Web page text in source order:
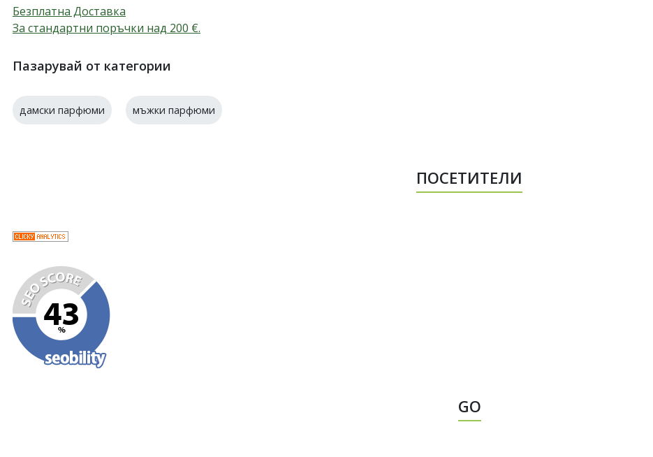
Безплатна Доставка
За стандартни поръчки над 200 €.
Пазарувай от категории
дамски парфюми мъжки парфюми
ПОСЕТИТЕЛИ
GO